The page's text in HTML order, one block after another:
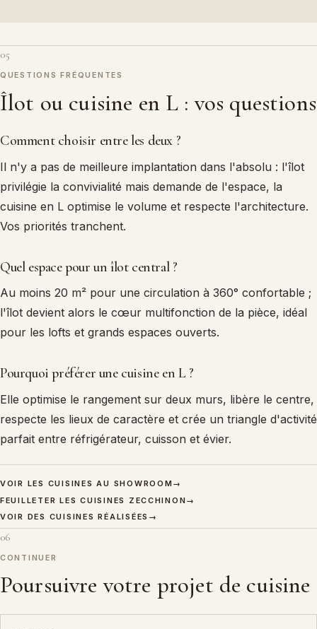
05
QUESTIONS FRÉQUENTES
Îlot ou cuisine en L : vos questions
Comment choisir entre les deux ?
Il n'y a pas de meilleure implantation dans l'absolu : l'îlot
privilégie la convivialité mais demande de l'espace, la
cuisine en L optimise le volume et respecte l'architecture.
Vos priorités tranchent.
Quel espace pour un îlot central ?
Au moins 20 m² pour une circulation à 360° confortable ;
l'îlot devient alors le cœur multifonction de la pièce, idéal
pour les lofts et grands espaces ouverts.
Pourquoi préférer une cuisine en L ?
Elle optimise le rangement sur deux murs, libère le centre,
respecte les lieux de caractère et crée un triangle d'activité
parfait entre réfrigérateur, cuisson et évier.
VOIR LES CUISINES AU SHOWROOM→
FEUILLETER LES CUISINES ZECCHINON→
VOIR DES CUISINES RÉALISÉES →
06
CONTINUER
Poursuivre votre projet de cuisine